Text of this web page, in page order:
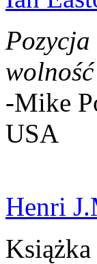
Pozycja
wolność
-Mike
USA
Henri